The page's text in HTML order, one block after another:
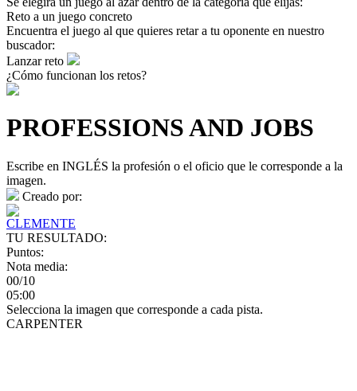
Reto a un juego concreto
Encuentra el juego al que quieres retar a tu oponente en nuestro
buscador:
Lanzar reto
¿Cómo funcionan los retos?
PROFESSIONS AND JOBS
Escribe en INGLÉS la profesión o el oficio que le corresponde a la
imagen.
Creado por:
CLEMENTE
TU RESULTADO:
Puntos:
Nota media:
00/10
05:00
Selecciona la imagen que corresponde a cada pista.
CARPENTER